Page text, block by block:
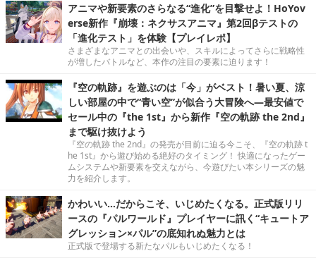
アニマや新要素のさらなる“進化”を目撃せよ！HoYov
erse新作『崩壊：ネクサスアニマ』第2回βテストの
「進化テスト」を体験【プレイレポ】
さまざまなアニマとの出会いや、スキルによってさらに戦略性
が増したバトルなど、本作の注目の要素に迫ります！
『空の軌跡』を遊ぶのは「今」がベスト！暑い夏、涼
しい部屋の中で“青い空”が似合う大冒険へ―最安値で
セール中の『the 1st』から新作『空の軌跡 the 2nd』
まで駆け抜けよう
『空の軌跡 the 2nd』の発売が目前に迫る今こそ、『空の軌跡 t
he 1st』から遊び始める絶好のタイミング！ 快適になったゲー
ムシステムや新要素を交えながら、今遊びたい本シリーズの魅
力を紹介します。
かわいい…だからこそ、いじめたくなる。正式版リリ
ースの『パルワールド』プレイヤーに訊く“キュートア
グレッション×パル”の底知れぬ魅力とは
正式版で登場する新たなパルもいじめたくなる！